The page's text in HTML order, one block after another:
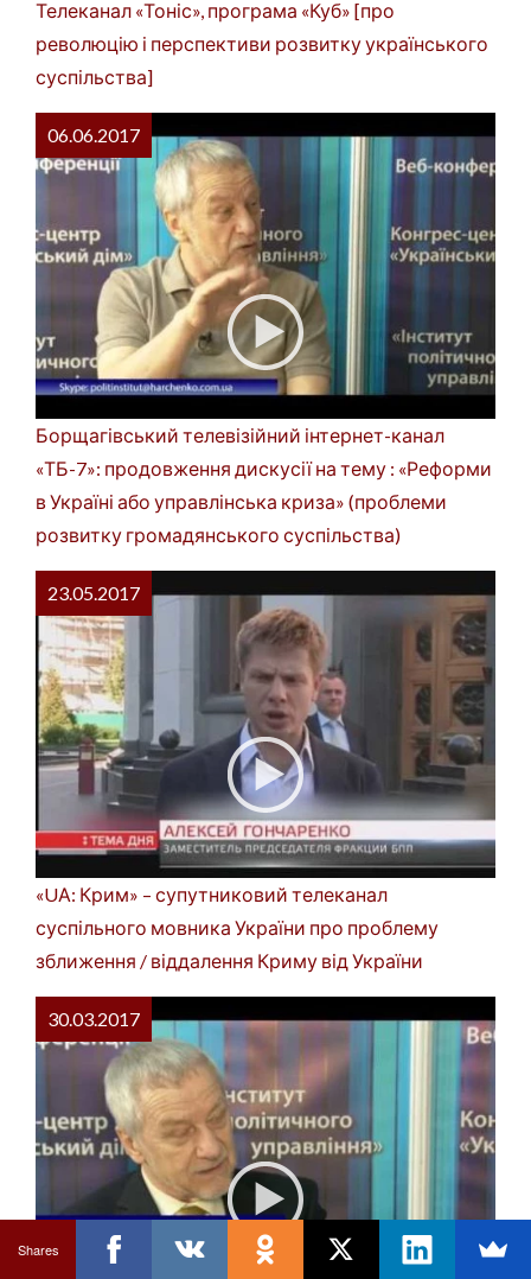
Телеканал «Тоніс», програма «Куб» [про
революцію і перспективи розвитку українського
суспільства]
06.06.2017
Борщагівський телевізійний інтернет-канал
«ТБ-7»: продовження дискусії на тему : «Реформи
в Україні або управлінська криза» (проблеми
розвитку громадянського суспільства)
23.05.2017
«UА: Крим» – супутниковий телеканал
суспільного мовника України про проблему
зближення / віддалення Криму від України
30.03.2017
Shares